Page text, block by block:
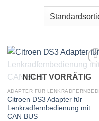
Wunschliste
NICHT VORRÄTIG
Citroen DS3 Adapter für
Lenkradfernbedienung mit
CAN BUS